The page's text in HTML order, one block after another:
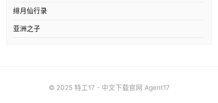
绯月仙行录
亚洲之子
© 2025 特工17 - 中文下载官网 Agent17